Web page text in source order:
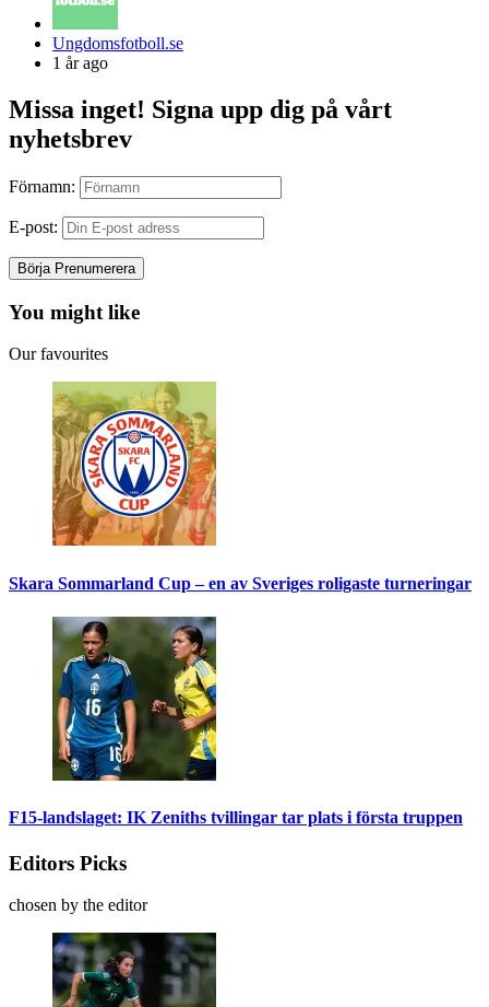
Posted
by
Ungdomsfotboll.se
1 år ago
Missa inget! Signa upp dig på vårt
nyhetsbrev
Förnamn:
E-post:
You might like
Our favourites
Skara Sommarland Cup – en av Sveriges roligaste turneringar
F15-landslaget: IK Zeniths tvillingar tar plats i första truppen
Editors Picks
chosen by the editor